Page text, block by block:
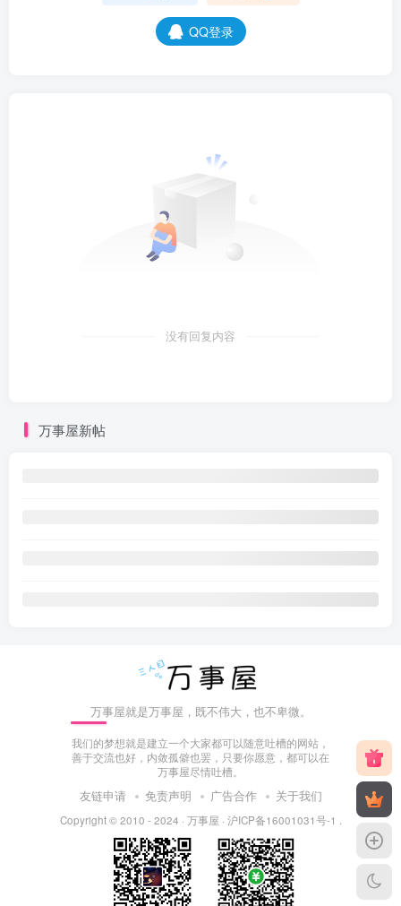
QQ登录
没有回复内容
万事屋新帖
万事屋就是万事屋，既不伟大，也不卑微。
我们的梦想就是建立一个大家都可以随意吐槽的网站，
善于交流也好，内敛孤僻也罢，只要你愿意，都可以在
万事屋尽情吐槽。
友链申请 免责声明 广告合作 关于我们
Copyright © 2010 - 2024 · 万事屋 · 沪ICP备16001031号-1 .